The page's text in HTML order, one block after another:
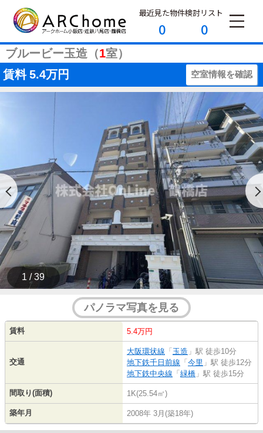
最近見た物件
0
検討リスト
0
ブルービー玉造（1室）
賃料 5.4万円 空室情報を確認
1 / 39
パノラマ写真を見る
賃料 5.4万円
交通
大阪環状線 「 玉造 」駅 徒歩10分
地下鉄千日前線 「 今里 」駅 徒歩12分
地下鉄中央線 「 緑橋 」駅 徒歩15分
間取り(面積) 1K(25.54㎡)
築年月 2008年 3月(築18年)